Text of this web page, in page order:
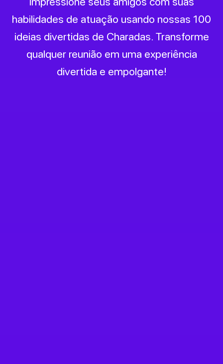
habilidades de atuação usando nossas 100
ideias divertidas de Charadas. Transforme
qualquer reunião em uma experiência
divertida e empolgante!